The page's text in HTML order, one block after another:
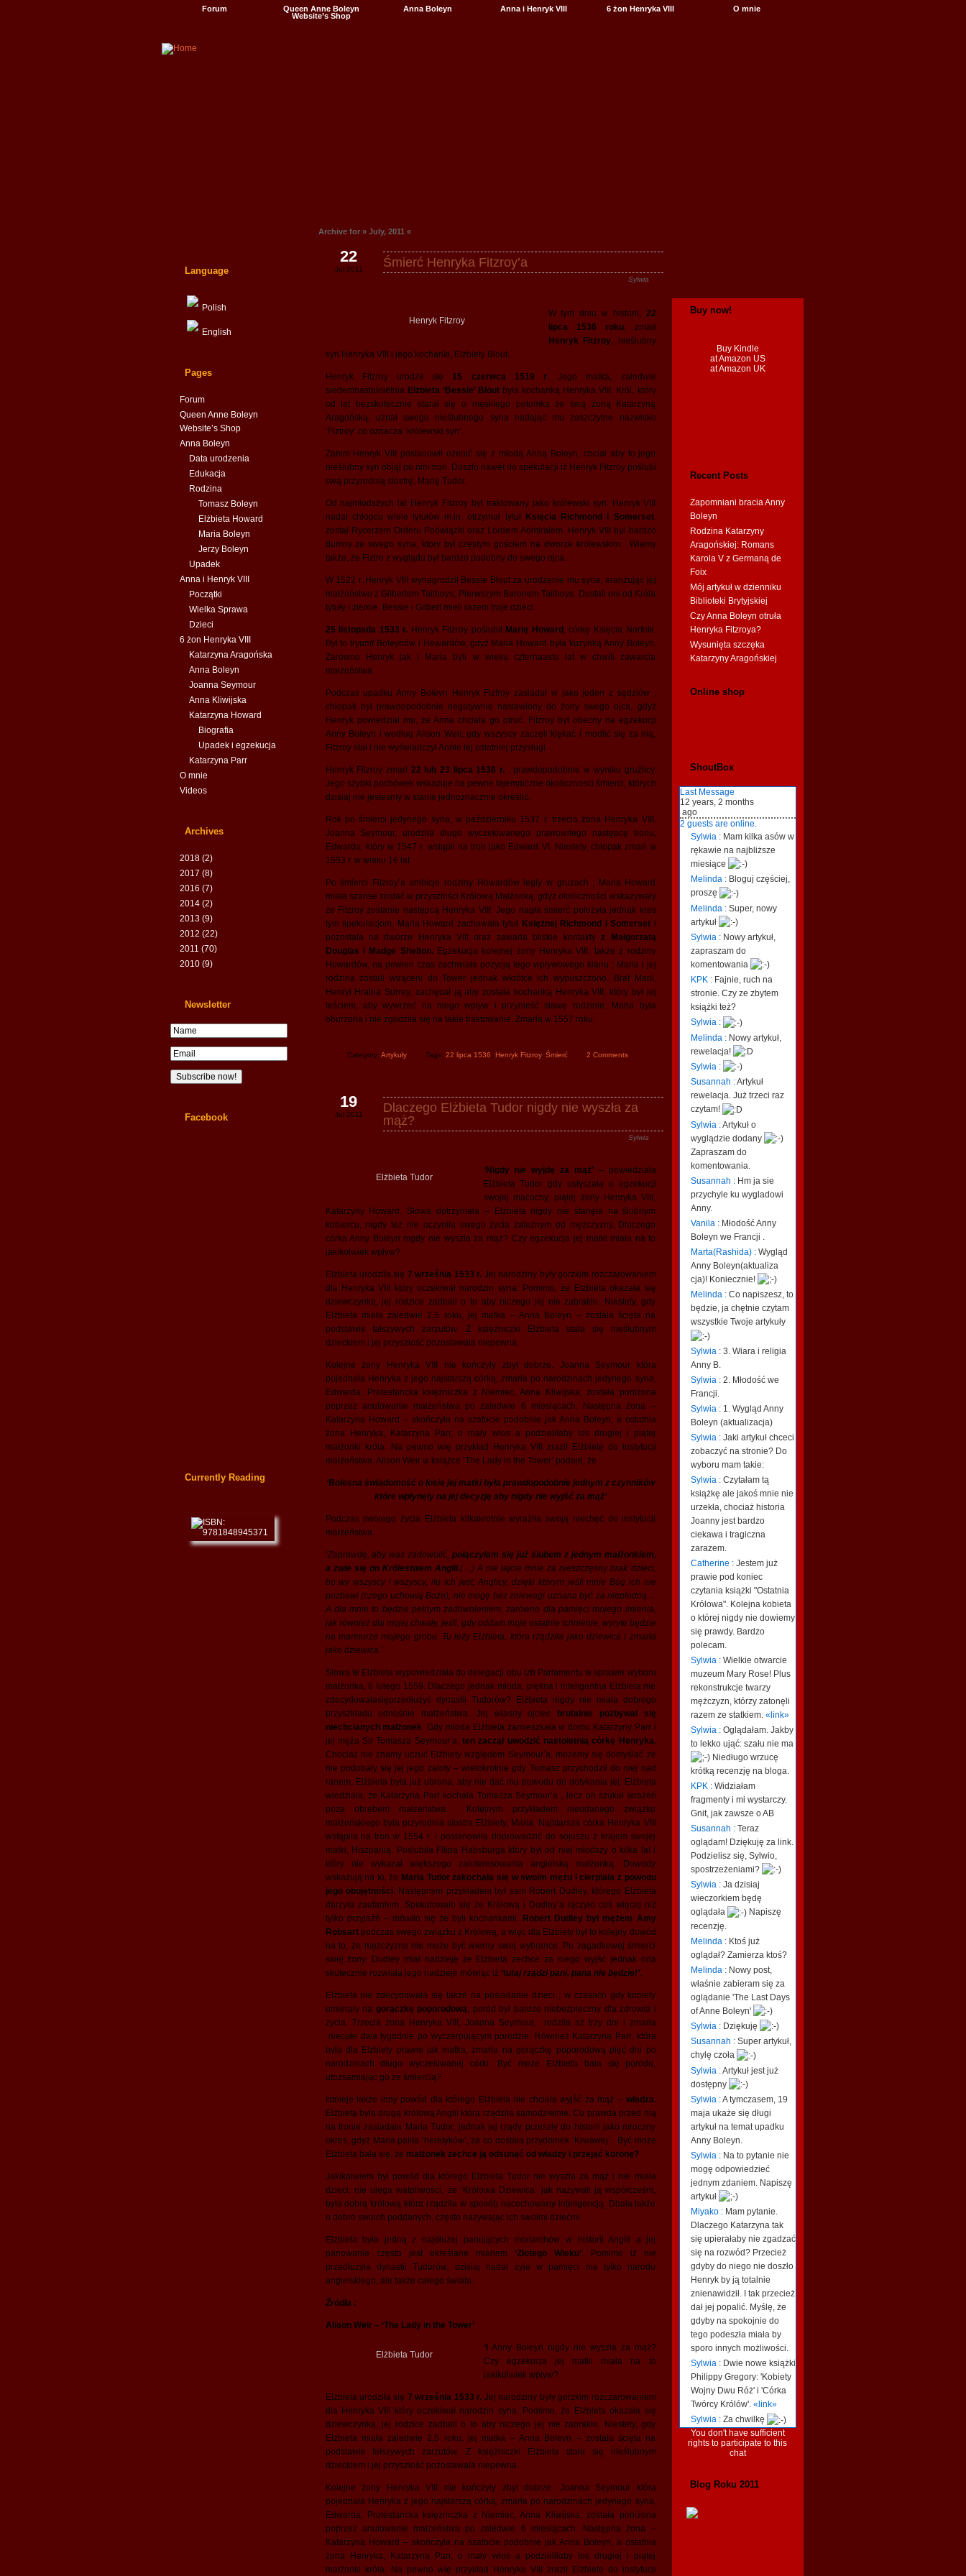
Forum
Queen Anne Boleyn
Website’s Shop
Anna Boleyn Anna i Henryk VIII 6 żon Henryka VIII O mnie
Archive for » July, 2011 «
Śmierć Henryka Fitzroy’a
Sylwia
22
Jul 2011
Henryk Fitzroy
W tym dniu w historii, 22
lipca 1536 roku, zmarł
Henryk Fitzroy, nieślubny
syn Henryka VIII i jego kochanki, Elżbiety Blout.
Henryk Fitzroy urodził się 15 czerwca 1519 r. Jego matka, zaledwie
siedemnastaloletnia Elżbieta ‘Bessie’ Bloutbyła kochanką Henryka VIII. Król, który
od lat bezskutecznie starał się o męskiego potomka ze swą żoną Katarzyną
Aragońską, uznał swego nieślubnego syna nadając mu zaszczytne nazwisko
‘Fiztroy’ co oznacza ‘królewski syn’.
Zanim Henryk VIII postanowił ożenić się z młodą Anną Boleyn, chciał aby to jego
nieślubny syn objął po nim tron. Doszło nawet do spekulacji iż Henryk Fitzroy poślubi
swą przyrodnią siostrę, Marię Tudor.
Od najmłodszych lat Henryk Fitzroy był traktowany jako królewski syn. Henryk VIII
nadał chłopcu wiele tytułów m.in. otrzymał tytuł Księcia Richmond i Somerset,
został Rycerzem Orderu Podwiązki oraz Lordem Admirałem. Henryk VIII byl bardzo
dumny ze swego syna, ktory byl częstym gościem na dworze królewskim. Wiemy
także, że Fiztro z wyglądu był bardzo podobny do swego ojca.
W 1522 r. Henryk VIII wynagrodził Bessie Blout za urodzenie mu syna, aranżując jej
małżeństwo z Gilbertem Tailboys, Pierwszym Baronem Tailboys. Dostali oni od Króla
tytuły i ziemie. Bessie i Gilbert mieli razem troje dzieci.
25 listopada 1533 r. Henryk Fitzroy poślubił Marię Howard , córkę Księcia Norfolk.
Był to tryumf Boleynów i Howardów, gdyż Maria Howard była kuzynką Anny Boleyn.
Zarówno Henryk jak i Maria byli w wieku czternaastu lat w chwili zawarcia
małzeństwa.
Podczas upadku Anny Boleyn Henryk Fiztroy zasiadał w jako jeden z sędziów ;
chłopak był prawdopodobnie negatywnie nastawiony do żony swego ojca, gdyż
Henryk powiedział mu, że Anna chciała go otruć. Fitzroy był obecny na egzekucji
Anny Boleyn i według Alison Weir, gdy wszyscy zaczęli klękać i modlić się za nią,
Fitzroy stał i nie wyświadczył Annie tej ostatniej przysługi.
Henryk Fitzroy zmarł 22 lub 23 lipca 1536 r. , prawdopodobnie w wyniku gruźlicy.
Jego szybki pochówek wskazuje na pewne tajemniczne okolicznosci śmierci, których
dzisiaj nie jestesmy w stanie jednoznacznie okreslić.
Rok po śmierci jedynego syna, w październiku 1537 r. trzecia żona Henryka VIII,
Joanna Seymour, urodziła długo wyczekiwanego prawowitego następcę tronu,
Edwarda, który w 1547 r. wstąpił na tron jako Edward VI. Niestety, chłopak zmarł w
1553 r. w wieku 16 lat.
Po śmierci Fitzroy’a ambicje rodziny Howardów legly w gruzach ; Maria Howard
miała szanse zostać w przyszłości Królową Małżonką, gdyż okoliczności wskazywały
że Fitzroy zostanie następcą Henryka VIII. Jego nagła śmierć położyła jednak kres
tym spekulacjom. Maria Howard zachowała tytuł Księżnej Richmond i Somerset i
pozostała na dworze Henryka VIII oraz zawarła bliskie kontaktyz Małgorzatą
Douglas i Madge Shelton. Egzekucja kolejnej żony Henryka VIII, także z rodziny
Howardów, na pewien czas zachwiała pozycją tego wpływowego klanu ; Maria i jej
rodzina zostali wtrąceni do Tower jednak wkrótce ich wypuszczono. Brat Marii,
Henryl Hrabia Surrey, zachęcał ją aby została kochanką Henryka VIII, który był jej
teściem, aby wywrzeć na niego wpływ i przynieść sławę rodzinie. Maria była
oburzona i nie zgodziła się na takie traktowanie. Zmarła w 1557 roku.
Category: Artykuły Tags: 22 lipca 1536 Henryk Fitzroy, Śmierć 2 Comments
Dlaczego Elżbieta Tudor nigdy nie wyszła za
mąż?
Sylwia
19
Jul 2011
Elżbieta Tudor
‘Nigdy nie wyjdę za mąż’– powiedziała
Elżbieta Tudor gdy usłyszała o egzekucji
swojej macochy, piątej żony Henryka VIII,
Katarzyny Howard. Słowa dotrzymała – Elżbieta nigdy nie stanęła na ślubnym
kobiercu, nigdy też nie uczyniła swego życia zależnym od mężczyzny. Dlaczego
córka Anny Boleyn nigdy nie wyszła za mąż? Czy egzekucja jej matki miała na to
jakikolwiek wpływ?
Elżbieta urodziła się 7 września 1533 r. Jej narodziny były gorzkim rozczarowaniem
dla Henryka VIII który oczekiwał narodzin syna. Pomimo, że Elżbieta okazała się
dziewczynką, jej rodzice zadbali o to aby niczego jej nie zabrakło. Niestety, gdy
Elżbieta miała zaledwie 2,5 roku, jej matka – Anna Boleyn – została ścięta na
podstawie fałszywych zarzutów. Z księżniczki Elżbieta stała się nieślubnym
dzieckiem i jej przyszłość pozostawała niepewna.
Kolejne żony Henryka VIII nie kończyły zbyt dobrze. Joanna Seymour która
pojednała Henryka z jego najstarszą córką, zmarła po narodzinach jedynego syna,
Edwarda. Protestancka księżniczka z Niemiec, Anna Kliwijska, została poniżona
poprzez anulowanie małzeństwa po zaledwie 6 miesiącach. Następna żona –
Katarzyna Howard – skończyła na szafocie podobnie jak Anna Boleyn, a ostatnia
żona Henryka, Katarzyna Parr, o mały włos a podzieliłaby los drugiej i piątej
małżonki króla. Na pewno wię przykład Henryka VIII zraził Elżbietę do instytucji
małżeństwa. Alison Weir w książce ‘The Lady in the Tower’ podaje, że :
‘Bolesna świadomość o losie jej matki była prawdopodobnie jednym z czynników
które wpłynęły na jej decyzję aby nigdy nie wyjść za mąż’
Podczas swojego życia Elżbieta kilkakrotnie wyraziła swoją niechęć do instytucji
małżeństwa.
‘Zaprawdę, aby was zadowolić,połączyłam się już ślubem z jednym małżonkiem,
a zwie się on Królestwem Anglii.(…) A nie łajcie mnie za nieszczęsny brak dzieci,
bo wy wszyscy i wszyscy, ilu ich jest, Anglicy, dzięki którym jeśli mnie Bóg ich nie
pozbawi (czego uchowaj Boże), nie mogę bez zniewagi uznana być za niepłodną…
A dla mnie to będzie pełnym zadowoleniem, zarówno dla pamięci mojego imienia,
jak również dla mojej chwały, jeśli, gdy oddam moje ostatnie tchnienie, wyryte będzie
na marmurze mojego grobu: Tu leży Elżbieta, która rządziła jako dziewica i zmarła
jako dziewica.’
Słowa te Elżbieta wypowiedziała do delegacji obu izb Parlamentu w sprawie wyboru
małżonka, 6 lutego 1559. Dlaczego jednak młoda, piękna i inteligentna Elżbieta nie
zdecydowałasięprzedłużyć dynastii Tudorów? Elżbieta nigdy nie miała dobrego
przyszkładu odnośnie małżeństwa. Jej własny ojciec
brutalnie pozbywał się
niechcianych małżonek. Gdy młoda Elżbieta zamieszkała w domu Katarzyny Parr i
jej męża Sir Tomasza Seymour’a, ten zaczął uwodzić nastoletnią córkę Henryka.
Chociaż nie znamy uczuć Elżbiety względem Seymour’a, możemy się domyślać że
nie podobały się jej jego zaloty – wielokrotnie gdy Tomasz przychodził do niej nad
ranem, Elżbieta była już ubrana, aby nie dać mu powodu do dotykania jej. Elżbieta
wiedziala, że Katarzyna Parr kochała Tomasza Seymour’a , lecz on szukał wrażeń
poza obrębem małzeństwa. Kolejnym przykładem nieudanego związku
małżeńskiego była przyrodnia siostra Elżbiety, Maria. Najstarsza córka Henryka VIII
wstąpiła na tron w 1554 r. i postanowiła doprowadzić do sojuszu z krajem swojej
matki, Hiszpanią. Poslubiła Filipa Habsburga który był od niej młodszy o kilka lat i
który nie wykazał większego zainteresowania angielską małżonką. Dowody
wskazują na to, że Maria Tudor zakochała się w swoim mężu i cierpiała z powodu
jego obojętności. Następnym przykładem był sam Robert Dudley, którego Elżbieta
darzyła zaufaniem. Spekulowało się że Królową i Dudley’a łączyło coś więcej niż
tylko przyjaźń – mówiło się że byli kochankami. Robert Dudley był mężem Amy
Robsartpodczas swego związku z Królową, a więc dla Elżbiety był to kolejny dowód
na to, że mężczyzna nie może być wierny swej wybrance. Po zagadkowej śmierci
swej żony, Dudley miał nadzieję że Elżbieta zechce za niego wyjść jednak ona
skutecznie rozwiała jego nadzieje mówiąc iż ‘tutaj rządzi pani, pana nie będzie!’.
Elżbieta nie zdecydowała się także na posiadanie dzieci ; w czasach gdy kobiety
umierały na gorączkę poporodową, poród był bardzo niebezpieczny dla zdrowia i
życia. Trzecia żona Henryka VIII, Joanna Seymour, rodziła aż trzy dni i zmarła
niecałe dwa tygodnie po wyczerpującym porodzie. Również Katarzyna Parr, która
była dla Elżbiety prawie jak matka, zmarła na gorączkę poporodową pięć dni po
narodzinach długo wyczekiwanej córki. Być może Elżbieta bała się porodu,
utożsamiając go ze śmiercią?
Istnieje także inny powód dla którego Elżbieta nie chciała wyjść za mąż – władza.
Elżbieta była drugą królową Anglii która rządziła samodzielnie. Co prawda przed nią
na tronie zasiadała Maria Tudor, jednak jej rządy przeszły do historii jako mroczny
okres, gdyż Maria paliła ‘heretyków’, za co dostała przydomek ‘Krwawej’. Być może
Elżbieta bała się, że małżonek zechce ją odsunąć od władzy i przejąć koronę?
Jakikolwiem był powód dla którego Elżbieta Tudor nie wyszła za mąż i nie miała
dzieci, nie ulega watpliwości, że ‘Królowa Dziewica’ jak nazywali ją współcześni,
była dobrą królową która rządziła w sposób nacechowany inteligencją. Dbała także
o dobro swoich poddanych, często nazywając ich swoimi dziećmi.
Elżbieta była jedną z najdłużej panujących monarchów w historii Anglii a jej
panowanie często jest określane mianem
‘Złotego Wieku’. Pomimo iż nie
przedłużyła dynastii Tudorów, dzisiaj nadal żyje w pamięci nie tylko narodu
angielskiego, ale także całego świata.
Źródła :
Alison Weir – ‘The Lady in the Tower’
Elżbieta Tudor
‘I Anny Boleyn nigdy nie wyszła za mąż?
Czy egzekucja jej matki miała na to
jakikolwiek wpływ?
Elżbieta urodziła się 7 września 1533 r. Jej narodziny były gorzkim rozczarowaniem
dla Henryka VIII który oczekiwał narodzin syna. Pomimo, że Elżbieta okazała się
dziewczynką, jej rodzice zadbali o to aby niczego jej nie zabrakło. Niestety, gdy
Elżbieta miała zaledwie 2,5 roku, jej matka – Anna Boleyn – została ścięta na
podstawie fałszywych zarzutów. Z księżniczki Elżbieta stała się nieślubnym
dzieckiem i jej przyszłość pozostawała niepewna.
Kolejne żony Henryka VIII nie kończyły zbyt dobrze. Joanna Seymour która
pojednała Henryka z jego najstarszą córką, zmarła po narodzinach jedynego syna,
Edwarda. Protestancka księżniczka z Niemiec, Anna Kliwijska, została poniżona
poprzez anulowanie małzeństwa po zaledwie 6 miesiącach. Następna żona –
Katarzyna Howard – skończyła na szafocie podobnie jak Anna Boleyn, a ostatnia
żona Henryka, Katarzyna Parr, o mały włos a podzieliłaby los drugiej i piątej
małżonki króla. Na pewno wię przykład Henryka VIII zraził Elżbietę do instytucji
Language
Polish
English
Pages
Forum
Queen Anne Boleyn
Website’s Shop
Anna Boleyn
Data urodzenia
Edukacja
Rodzina
Tomasz Boleyn
Elżbieta Howard
Maria Boleyn
Jerzy Boleyn
Upadek
Anna i Henryk VIII
Początki
Wielka Sprawa
Dzieci
6 żon Henryka VIII
Katarzyna Aragońska
Anna Boleyn
Joanna Seymour
Anna Kliwijska
Katarzyna Howard
Biografia
Upadek i egzekucja
Katarzyna Parr
O mnie
Videos
Archives
2018 (2)
2017 (8)
2016 (7)
2014 (2)
2013 (9)
2012 (22)
2011 (70)
2010 (9)
Newsletter
Facebook
Currently Reading
Buy now!
Buy Kindle
at Amazon US
at Amazon UK
Recent Posts
Zapomniani bracia Anny
Boleyn
Rodzina Katarzyny
Aragońskiej: Romans
Karola V z Germaną de
Foix
Mój artykuł w dzienniku
Biblioteki Brytyjskiej
Czy Anna Boleyn otruła
Henryka Fitzroya?
Wysunięta szczęka
Katarzyny Aragońskiej
Online shop
ShoutBox
Last Message
12 years, 2 months
ago
2 guests are online.
Sylwia : Mam kilka asów w
rękawie na najbliższe
miesiące
Melinda : Bloguj częściej,
proszę
Melinda : Super, nowy
artykuł
Sylwia : Nowy artykuł,
zapraszam do
komentowania
KPK : Fajnie, ruch na
stronie. Czy ze zbytem
książki też?
Sylwia :
Melinda : Nowy artykuł,
rewelacja!
Sylwia :
Susannah :Artykuł
rewelacja. Już trzeci raz
czytam!
Sylwia :Artykuł o
wyglądzie dodany
Zapraszam do
komentowania.
Susannah : Hm ja sie
przychyle ku wygladowi
Anny.
Vanila : Młodość Anny
Boleyn we Francji .
Marta(Rashida) : Wygląd
Anny Boleyn(aktualiza
cja)! Koniecznie!
Melinda : Co napiszesz, to
będzie, ja chętnie czytam
wszystkie Twoje artykuły
Sylwia : 3. Wiara i religia
Anny B.
Sylwia : 2. Młodość we
Francji.
Sylwia : 1. Wygląd Anny
Boleyn (aktualizacja)
Sylwia : Jaki artykuł chceci
zobaczyć na stronie? Do
wyboru mam takie:
Sylwia : Czytałam tą
książkę ale jakoś mnie nie
urzekła, chociaż historia
Joanny jest bardzo
ciekawa i tragiczna
zarazem.
Catherine : Jestem już
prawie pod koniec
czytania książki "Ostatnia
Królowa". Kolejna kobieta
o której nigdy nie dowiemy
się prawdy. Bardzo
polecam.
Sylwia : Wielkie otwarcie
muzeum Mary Rose! Plus
rekonstrukcje twarzy
mężczyzn, którzy zatonęli
razem ze statkiem. «link»
Sylwia : Oglądałam. Jakby
to lekko ująć: szału nie ma
Niedługo wrzucę
krótką recenzję na bloga.
KPK : Widziałam
fragmenty i mi wystarczy.
Gnit, jak zawsze o AB
Susannah : Teraz
oglądam! Dziękuję za link.
Podzielisz się, Sylwio,
spostrzeżeniami?
Sylwia : Ja dzisiaj
wieczorkiem będę
oglądała
Napiszę
recenzję.
Melinda : Ktoś już
oglądał? Zamierza ktoś?
Melinda : Nowy post,
właśnie zabieram się za
oglądanie 'The Last Days
of Anne Boleyn'
Sylwia : Dziękuję
Susannah : Super artykuł,
chylę czoła
Sylwia :Artykuł jest już
dostępny
Sylwia :A tymczasem, 19
maja ukaże się długi
artykuł na temat upadku
Anny Boleyn.
Sylwia : Na to pytanie nie
mogę odpowiedzieć
jednym zdaniem. Napiszę
artykuł
Miyako : Mam pytanie.
Dlaczego Katarzyna tak
się upierałaby nie zgadzać
się na rozwód? Przecież
gdyby do niego nie doszło
Henryk by ją totalnie
znienawidził. I tak przecież
dał jej popalić. Myślę, że
gdyby na spokojnie do
tego podeszła miała by
sporo innych możliwości.
Sylwia : Dwie nowe książki
Philippy Gregory: 'Kobiety
Wojny Dwu Róż' i 'Córka
Twórcy Królów'. «link»
Sylwia : Za chwilkę
You don't have sufficient
rights to participate to this
chat
Blog Roku 2011